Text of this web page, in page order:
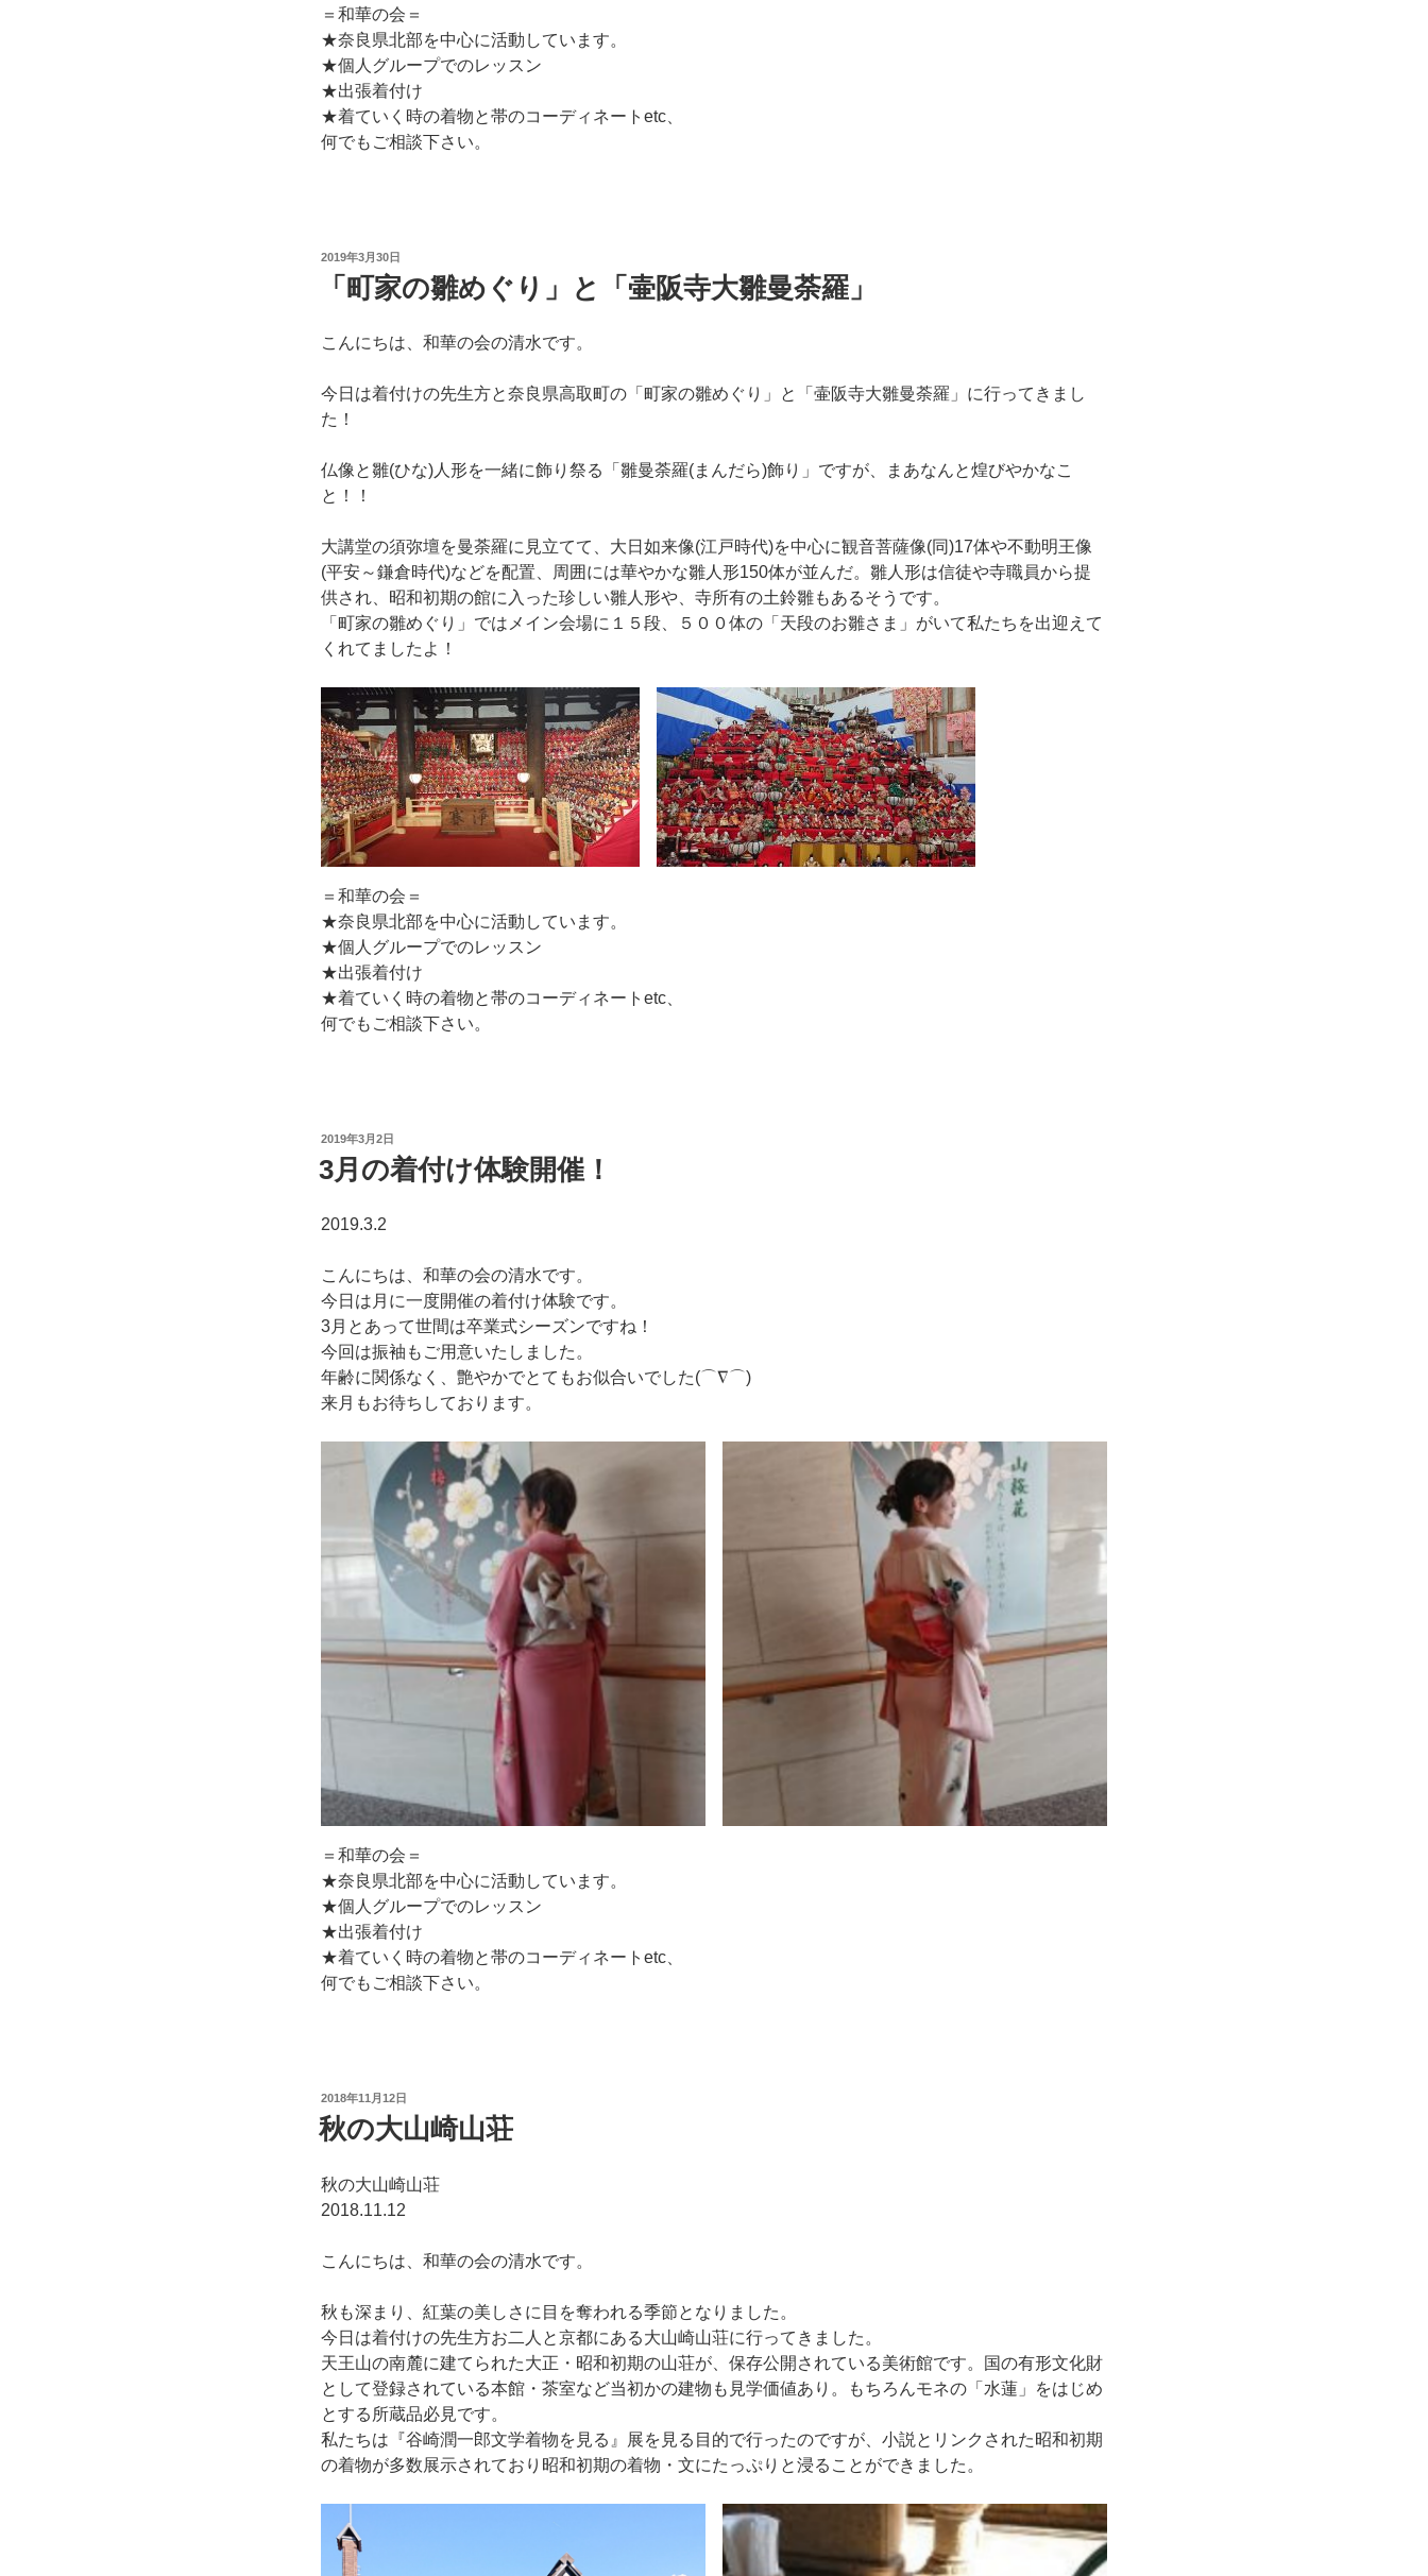
＝和華の会＝
★奈良県北部を中心に活動しています。
★個人グループでのレッスン
★出張着付け
★着ていく時の着物と帯のコーディネートetc、
何でもご相談下さい。
投
日:
2019年3月30日
「町家の雛めぐり」と「壷阪寺大雛曼荼羅」
こんにちは、和華の会の清水です。
今日は着付けの先生方と奈良県高取町の「町家の雛めぐり」と「壷阪寺大雛曼荼羅」に行ってきまし
た！
仏像と雛(ひな)人形を一緒に飾り祭る「雛曼荼羅(まんだら)飾り」ですが、まあなんと煌びやかなこ
と！！
大講堂の須弥壇を曼荼羅に見立てて、大日如来像(江戸時代)を中心に観音菩薩像(同)17体や不動明王像
(平安～鎌倉時代)などを配置、周囲には華やかな雛人形150体が並んだ。雛人形は信徒や寺職員から提
供され、昭和初期の館に入った珍しい雛人形や、寺所有の土鈴雛もあるそうです。
「町家の雛めぐり」ではメイン会場に１５段、５００体の「天段のお雛さま」がいて私たちを出迎えて
くれてましたよ！
＝和華の会＝
★奈良県北部を中心に活動しています。
★個人グループでのレッスン
★出張着付け
★着ていく時の着物と帯のコーディネートetc、
何でもご相談下さい。
投
日:
2019年3月2日
3月の着付け体験開催！
2019.3.2
こんにちは、和華の会の清水です。
今日は月に一度開催の着付け体験です。
3月とあって世間は卒業式シーズンですね！
今回は振袖もご用意いたしました。
年齢に関係なく、艶やかでとてもお似合いでした(⌒∇⌒)
来月もお待ちしております。
＝和華の会＝
★奈良県北部を中心に活動しています。
★個人グループでのレッスン
★出張着付け
★着ていく時の着物と帯のコーディネートetc、
何でもご相談下さい。
投
稿
日:
2018年11月12日
秋の大山崎山荘
秋の大山崎山荘
2018.11.12
こんにちは、和華の会の清水です。
秋も深まり、紅葉の美しさに目を奪われる季節となりました。
今日は着付けの先生方お二人と京都にある大山崎山荘に行ってきました。
天王山の南麓に建てられた大正・昭和初期の山荘が、保存公開されている美術館です。国の有形文化財
として登録されている本館・茶室など当初かの建物も見学価値あり。もちろんモネの「水蓮」をはじめ
とする所蔵品必見です。
私たちは『谷崎潤一郎文学着物を見る』展を見る目的で行ったのですが、小説とリンクされた昭和初期
の着物が多数展示されており昭和初期の着物・文にたっぷりと浸ることができました。